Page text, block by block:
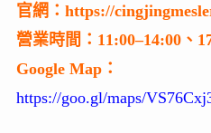
官網：https://
營業時間：11:00–14:00、
Google Map：
https://goo.gl/maps/